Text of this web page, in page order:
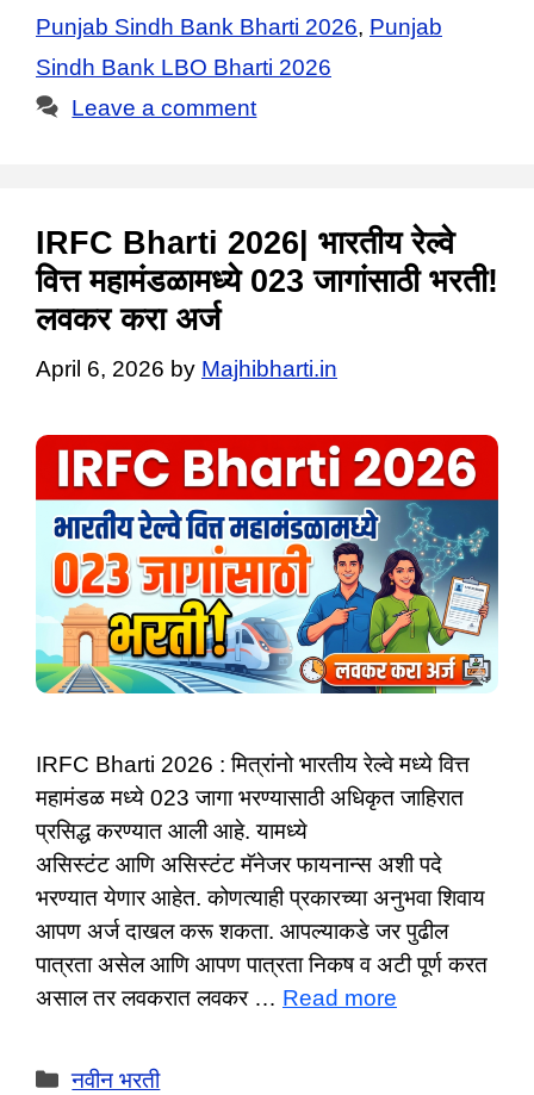
Punjab Sindh Bank Bharti 2026, Punjab
Sindh Bank LBO Bharti 2026
Leave a comment
IRFC Bharti 2026| भारतीय रेल्वे
वित्त महामंडळामध्ये 023 जागांसाठी भरती!
लवकर करा अर्ज
April 6, 2026 by Majhibharti.in
IRFC Bharti 2026 : मित्रांनो भारतीय रेल्वे मध्ये वित्त
महामंडळ मध्ये 023 जागा भरण्यासाठी अधिकृत जाहिरात
प्रसिद्ध करण्यात आली आहे. यामध्ये
असिस्टंट आणि असिस्टंट मॅनेजर फायनान्स अशी पदे
भरण्यात येणार आहेत. कोणत्याही प्रकारच्या अनुभवा शिवाय
आपण अर्ज दाखल करू शकता. आपल्याकडे जर पुढील
पात्रता असेल आणि आपण पात्रता निकष व अटी पूर्ण करत
असाल तर लवकरात लवकर … Read more
Categories
नवीन भरती